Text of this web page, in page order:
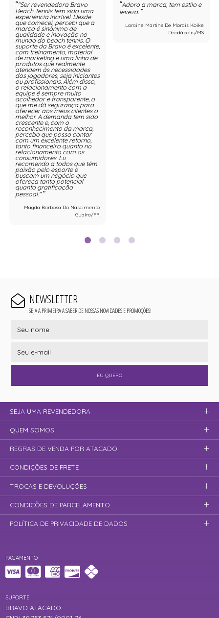
"Ser revendedora Bravo
Beach Tennis tem sido uma
experiência incrível. Desde
que comecei, percebi que a
marca é sinônimo de
qualidade e inovação no
mundo do beach tennis. O
suporte da Bravo é excelente,
com treinamento, material
de marketing e uma linha de
produtos que realmente
atendem às necessidades
dos jogadores, seja iniciantes
ou profissionais. Além disso,
o relacionamento com a
equipe é sempre muito
acolhedor e transparente, o
que me dá segurança para
oferecer aos meus clientes o
melhor. A demanda tem sido
crescente e, com o
reconhecimento da marca,
percebo que posso contar
com um excelente retorno,
tanto financeiro quanto no
relacionamento com os
consumidores. Eu
recomendo a todos que têm
paixão pelo esporte e
buscam um negócio que
ofereça tanto potencial
quanto gratificação
pessoal."
Magda Barbosa Do Nascimento
Guaíra/PR
Adoro a marca, tem estilo e
leveza.
Loraine Martins De Morais Koike
Deodápolis/MS
NEWSLETTER
SEJA A PRIMEIRA A SABER DE NOSSAS NOVIDADES E PROMOÇÕES!
EU QUERO
PAGAMENTO
SUPORTE
BRAVO ATACADO
SEJA UMA REVENDEDORA
QUEM SOMOS
REGRAS DE VENDA POR ATACADO
CONDIÇÕES DE FRETE
TROCAS E DEVOLUÇÕES
CONDIÇÕES DE PARCELAMENTO
POLÍTICA DE PRIVACIDADE DE DADOS